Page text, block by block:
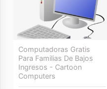
Computadoras Gratis
Para Familias De Bajos
Ingresos - Cartoon
Computers